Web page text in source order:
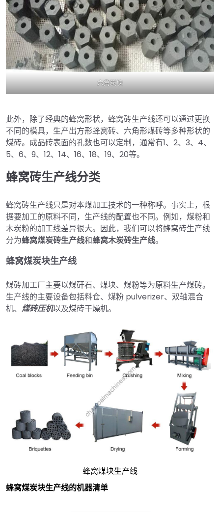
六角炭块
此外，除了经典的蜂窝形状，蜂窝砖生产线还可以通过更换
不同的模具，生产出方形蜂窝砖、六角形煤砖等多种形状的
煤砖。成品砖表面的孔数也可以定制，通常有1、2、3、4、
5、6、9、12、14、16、18、19、20等。
蜂窝砖生产线分类
蜂窝砖生产线只是对本煤加工技术的一种称呼。事实上，根
据要加工的原料不同，生产线的配置也不同。例如，煤粉和
木炭粉的加工线差异很大。因此，我们可以将蜂窝砖生产线
分为蜂窝煤炭砖生产线和蜂窝木炭砖生产线。
蜂窝煤炭块生产线
煤砖加工厂主要以煤矸石、煤块、煤粉等为原料生产煤砖。
生产线的主要设备包括料仓、煤粉 pulverizer、双轴混合
机、 煤砖压机以及煤砖干燥机。
蜂窝煤块生产线
蜂窝煤炭块生产线的机器清单